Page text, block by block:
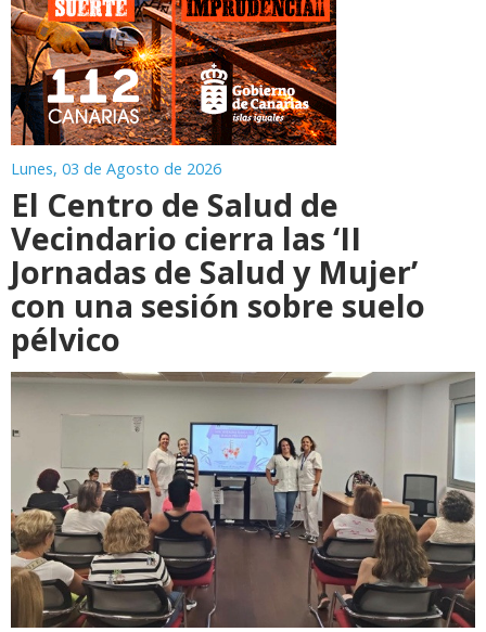
Lunes, 03 de Agosto de 2026
El Centro de Salud de
Vecindario cierra las ‘II
Jornadas de Salud y Mujer’
con una sesión sobre suelo
pélvico